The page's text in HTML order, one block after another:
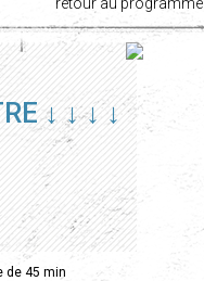
↓ ↓ ↓ ↓
de 45 min